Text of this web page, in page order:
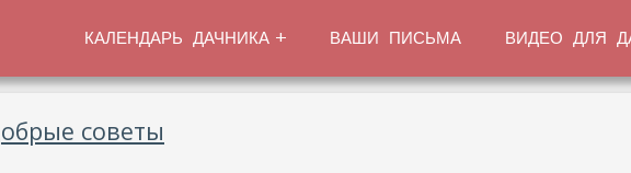
КАЛЕНДАРЬ ДАЧНИКА ВАШИ ПИСЬМА ВИДЕО ДЛЯ
советы